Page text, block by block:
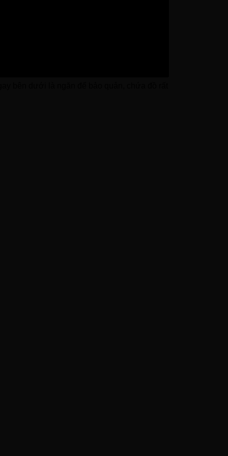
mái cho không gian. Cây nước được thiết
sức khỏe người dùng.